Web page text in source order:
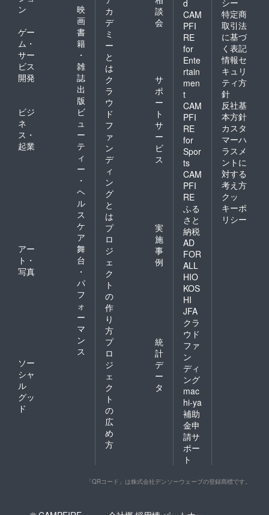
ン
映
画
ゲー
ム・
サー
ビス
開発
書
籍
・
雑
誌
出
版
ビジ
ネ
ス・
起業
ビ
ュ
ー
テ
ィ
ー
・
ヘ
ル
ス
ケ
ア
アー
ト・
写真
舞
台
・
パ
フ
ォ
ー
マ
ン
ス
ソー
シャ
ル
グッ
ド
カ
デ
ミ
ー
と
は
談
会
ク
ラ
ウ
ド
フ
ァ
ン
デ
ィ
ン
グ
と
は
サ
ポ
ー
ト
サ
ー
ビ
ス
プ
ロ
ジ
ェ
ク
ト
の
作
り
方
実
施
事
例
プ
ロ
ジ
ェ
ク
ト
の
広
め
方
統
計
デ
ー
タ
d
CAM
PFI
RE
for
Ente
rtain
men
t
CAM
PFI
RE
for
Spor
ts
CAM
PFI
RE
ふる
さと
納税
AD
FOR
ALL
HIO
KOS
HI
JFA
クラ
ウド
ファ
ン
ディ
ング
mac
hi-ya
補助
金申
請サ
ポー
ト
シー
特定商
取引法
に基づ
く表記
情報セ
キュリ
ティ方
針
反社基
本方針
カスタ
マーハ
ラスメ
ントに
対する
考え方
クッ
キーポ
リシー
「QRコード」は株式会社デンソーウェーブの登録商標です。